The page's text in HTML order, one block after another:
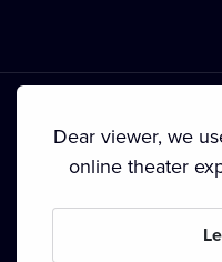
•
Dear viewer, we
online theater